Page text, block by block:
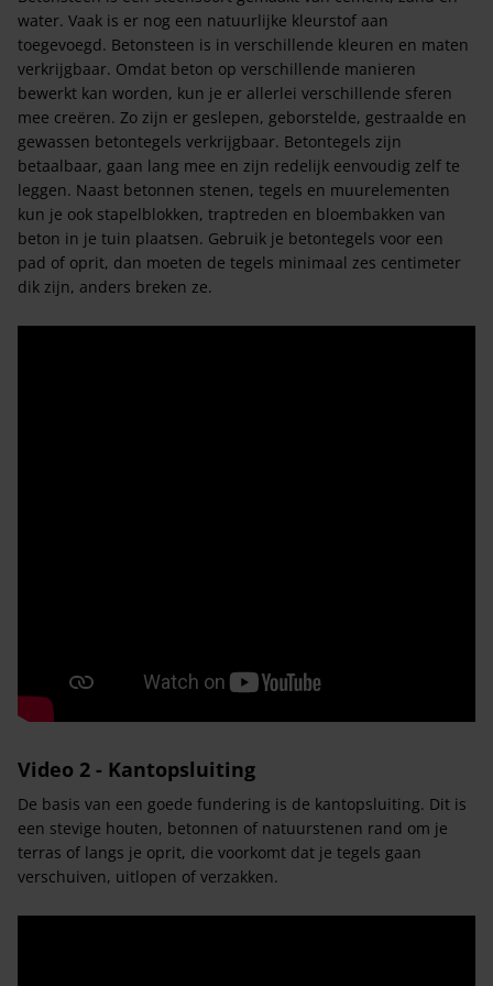
water. Vaak is er nog een natuurlijke kleurstof aan
toegevoegd. Betonsteen is in verschillende kleuren en maten
verkrijgbaar. Omdat beton op verschillende manieren
bewerkt kan worden, kun je er allerlei verschillende sferen
mee creëren. Zo zijn er geslepen, geborstelde, gestraalde en
gewassen betontegels verkrijgbaar. Betontegels zijn
betaalbaar, gaan lang mee en zijn redelijk eenvoudig zelf te
leggen. Naast betonnen stenen, tegels en muurelementen
kun je ook stapelblokken, traptreden en bloembakken van
beton in je tuin plaatsen. Gebruik je betontegels voor een
pad of oprit, dan moeten de tegels minimaal zes centimeter
dik zijn, anders breken ze.
Video 2 - Kantopsluiting
De basis van een goede fundering is de kantopsluiting. Dit is
een stevige houten, betonnen of natuurstenen rand om je
terras of langs je oprit, die voorkomt dat je tegels gaan
verschuiven, uitlopen of verzakken.